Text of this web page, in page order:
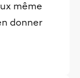
même
donner